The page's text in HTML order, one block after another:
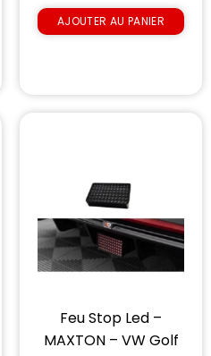
AJOUTER AU PANIER
Feu Stop Led –
MAXTON – VW Golf